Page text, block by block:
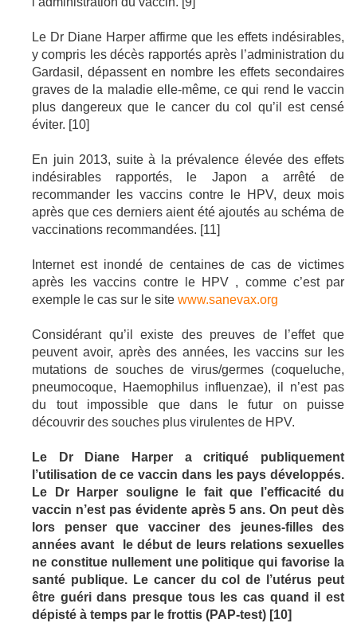
Le Dr Diane Harper affirme que les effets indésirables,
y compris les décès rapportés après l’administration du
Gardasil, dépassent en nombre les effets secondaires
graves de la maladie elle-même, ce qui rend le vaccin
plus dangereux que le cancer du col qu’il est censé
éviter. [10]
En juin 2013, suite à la prévalence élevée des effets
indésirables rapportés, le Japon a arrêté de
recommander les vaccins contre le HPV, deux mois
après que ces derniers aient été ajoutés au schéma de
vaccinations recommandées. [11]
Internet est inondé de centaines de cas de victimes
après les vaccins contre le HPV , comme c’est par
exemple le cas sur le site www.sanevax.org
Considérant qu’il existe des preuves de l’effet que
peuvent avoir, après des années, les vaccins sur les
mutations de souches de virus/germes (coqueluche,
pneumocoque, Haemophilus influenzae), il n’est pas
du tout impossible que dans le futur on puisse
découvrir des souches plus virulentes de HPV.
Le Dr Diane Harper a critiqué publiquement
l’utilisation de ce vaccin dans les pays développés.
Le Dr Harper souligne le fait que l’efficacité du
vaccin n’est pas évidente après 5 ans. On peut dès
lors penser que vacciner des jeunes-filles des
années avant
le début de leurs relations sexuelles
ne constitue nullement une politique qui favorise la
santé publique. Le cancer du col de l’utérus peut
être guéri dans presque tous les cas quand il est
dépisté à temps par le frottis (PAP-test) [10]